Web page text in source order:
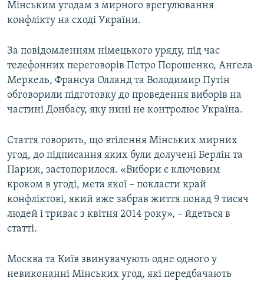
Мінським угодам з мирного врегулювання
конфлікту на сході України.
За повідомленням німецького уряду, під час
телефонних переговорів Петро Порошенко, Анґела
Меркель, Франсуа Олланд та Володимир Путін
обговорили підготовку до проведення виборів на
частині Донбасу, яку нині не контролює Україна.
Стаття говорить, що втілення Мінських мирних
угод, до підписання яких були долучені Берлін та
Париж, застопорилося. «Вибори є ключовим
кроком в угоді, мета якої – покласти край
конфліктові, який вже забрав життя понад 9 тисяч
людей і триває з квітня 2014 року», – йдеться в
статті.
Москва та Київ звинувачують одне одного у
невиконанні Мінських угод, які передбачають